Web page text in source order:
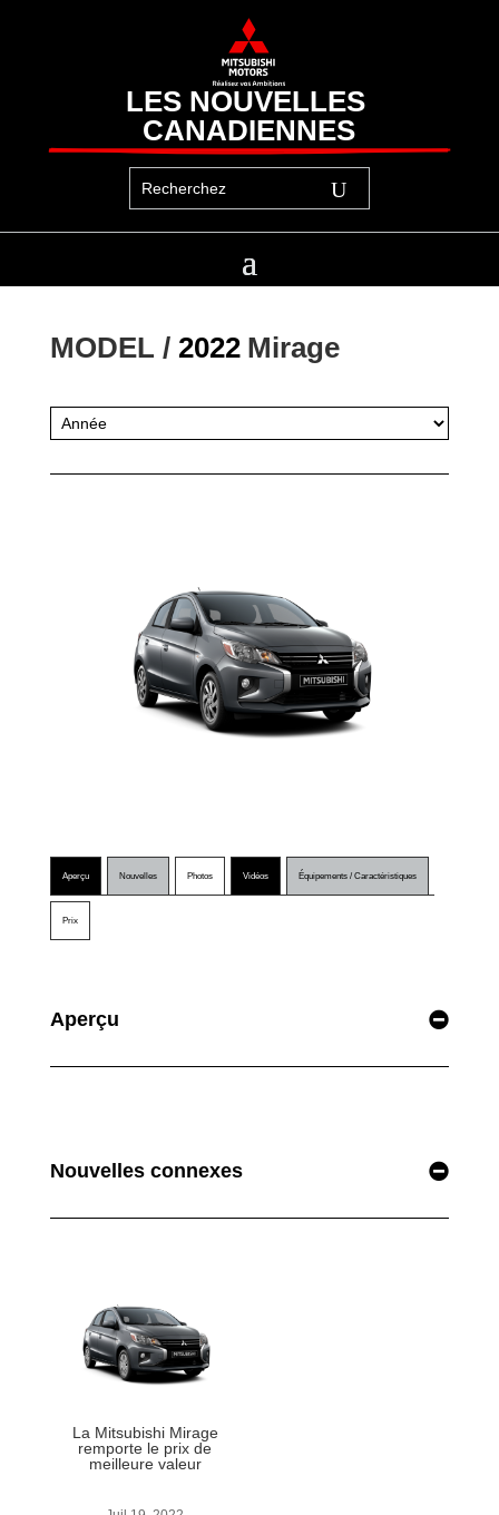
LES NOUVELLES
CANADIENNES
MODEL / 2022 Mirage
Aperçu Nouvelles Photos Vidéos Équipements / Caractéristiques
Prix
Aperçu
Nouvelles connexes